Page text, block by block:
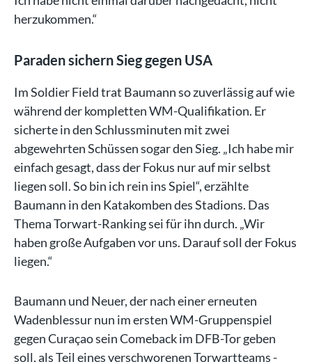
herzukommen.“
Paraden sichern Sieg gegen USA
Im Soldier Field trat Baumann so zuverlässig auf wie
während der kompletten WM-Qualifikation. Er
sicherte in den Schlussminuten mit zwei
abgewehrten Schüssen sogar den Sieg. „Ich habe mir
einfach gesagt, dass der Fokus nur auf mir selbst
liegen soll. So bin ich rein ins Spiel“, erzählte
Baumann in den Katakomben des Stadions. Das
Thema Torwart-Ranking sei für ihn durch. „Wir
haben große Aufgaben vor uns. Darauf soll der Fokus
liegen.“
Baumann und Neuer, der nach einer erneuten
Wadenblessur nun im ersten WM-Gruppenspiel
gegen Curaçao sein Comeback im DFB-Tor geben
soll, als Teil eines verschworenen Torwartteams -